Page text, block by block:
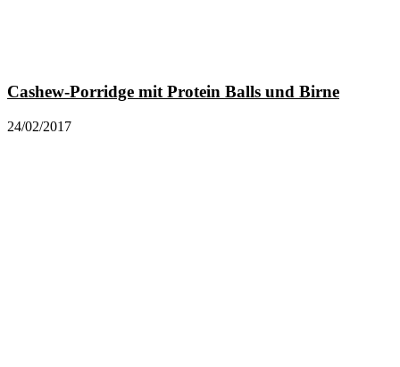
Cashew-Porridge mit Protein Balls und Birne
24/02/2017